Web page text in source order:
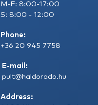
M-F: 8:00-17:00
S: 8:00 - 12:00
Phone:
+36 20 945 7758
E-mail:
pult@haldorado.hu
Address: